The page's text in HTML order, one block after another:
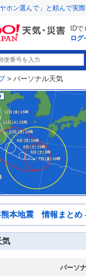
ホン選んで」と頼んで実
ID
ログ
> パーソナル天気
熊本地震 情報まとめ -
気
パーソ